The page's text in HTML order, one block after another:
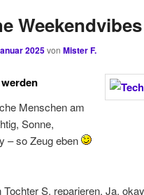
2025von Mister F.
Menschen am
Sonne,
– so Zeug eben
S. reparieren. Ja,